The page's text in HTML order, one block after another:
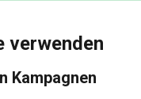
verwenden
Kampagnen